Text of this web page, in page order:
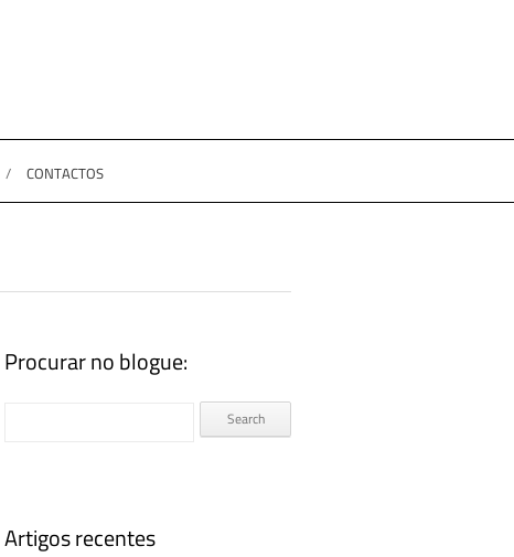
CONTACTOS
Procurar no blogue:
Artigos recentes